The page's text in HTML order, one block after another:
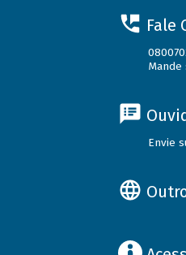
Fale
Envie